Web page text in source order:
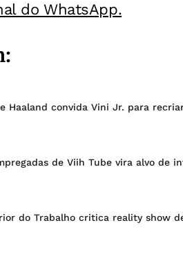
do WhatsApp.
Haaland convida Vini Jr. para
de Viih Tube vira alvo de
do Trabalho critica reality show